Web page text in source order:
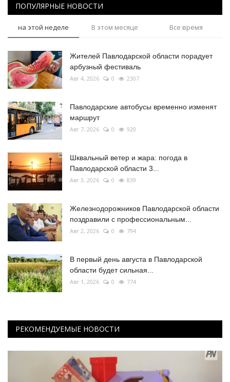
ПОПУЛЯРНЫЕ НОВОСТИ
на этой неделе В этом месяце Все время
Жителей Павлодарской области порадует
арбузный фестиваль
Авг 4, 2026 0 2307
Павлодарские автобусы временно изменят
маршрут
Авг 7, 2026 0 920
Шквальный ветер и жара: погода в
Павлодарской области 3...
Авг 3, 2026 0 839
Железнодорожников Павлодарской области
поздравили с профессиональным...
Авг 2, 2026 0 794
В первый день августа в Павлодарской
области будет сильная...
Авг 1, 2026 0 774
РЕКОМЕНДУЕМЫЕ НОВОСТИ